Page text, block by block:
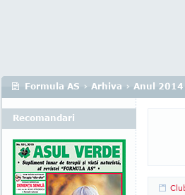
Formula AS › Arhiva › Anul 2014
Recomandari